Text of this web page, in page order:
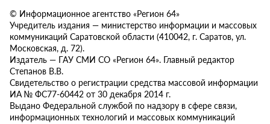
© Информационное агентство «Регион 64»
Учредитель издания — министерство информации и массовых
коммуникаций Саратовской области (410042, г. Саратов, ул.
Московская, д. 72).
Издатель — ГАУ СМИ СО «Регион 64». Главный редактор
Степанов В.В.
Свидетельство о регистрации средства массовой информации
ИА № ФС77-60442 от 30 декабря 2014 г.
Выдано Федеральной службой по надзору в сфере связи,
информационных технологий и массовых коммуникаций